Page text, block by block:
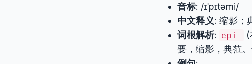
音标: /ɪˈpɪtəmi/
中文释义: 缩影；
词根解析: epi-
要，缩影，典范